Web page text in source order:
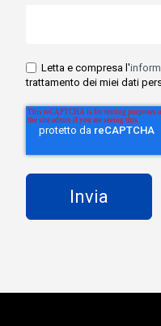
Letta e compresa l'
trattamento dei miei dati